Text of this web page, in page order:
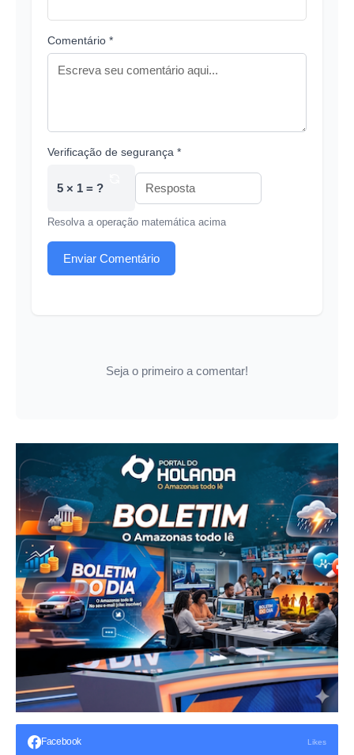
Comentário *
Verificação de segurança *
5 × 1 = ?
Resolva a operação matemática acima
Enviar Comentário
Seja o primeiro a comentar!
Facebook Likes